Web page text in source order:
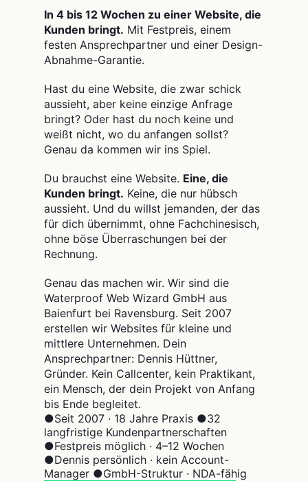
In 4 bis 12 Wochen zu einer Website, die
Kunden bringt. Mit Festpreis, einem
festen Ansprechpartner und einer Design-
Abnahme-Garantie.
Hast du eine Website, die zwar schick
aussieht, aber keine einzige Anfrage
bringt? Oder hast du noch keine und
weißt nicht, wo du anfangen sollst?
Genau da kommen wir ins Spiel.
Du brauchst eine Website. Eine, die
Kunden bringt. Keine, die nur hübsch
aussieht. Und du willst jemanden, der das
für dich übernimmt, ohne Fachchinesisch,
ohne böse Überraschungen bei der
Rechnung.
Genau das machen wir. Wir sind die
Waterproof Web Wizard GmbH aus
Baienfurt bei Ravensburg. Seit 2007
erstellen wir Websites für kleine und
mittlere Unternehmen. Dein
Ansprechpartner: Dennis Hüttner,
Gründer. Kein Callcenter, kein Praktikant,
ein Mensch, der dein Projekt von Anfang
bis Ende begleitet.
●Seit 2007 · 18 Jahre Praxis ●32
langfristige Kundenpartnerschaften
●Festpreis möglich · 4–12 Wochen
●Dennis persönlich · kein Account-
Manager ●GmbH-Struktur · NDA-fähig